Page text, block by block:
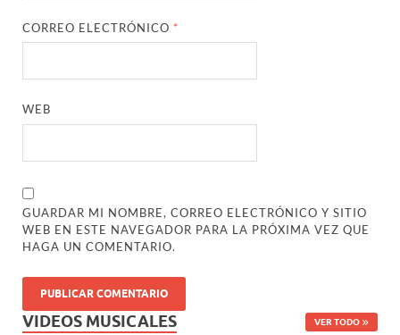
CORREO ELECTRÓNICO *
WEB
GUARDAR MI NOMBRE, CORREO ELECTRÓNICO Y SITIO
WEB EN ESTE NAVEGADOR PARA LA PRÓXIMA VEZ QUE
HAGA UN COMENTARIO.
VIDEOS MUSICALES VER TODO